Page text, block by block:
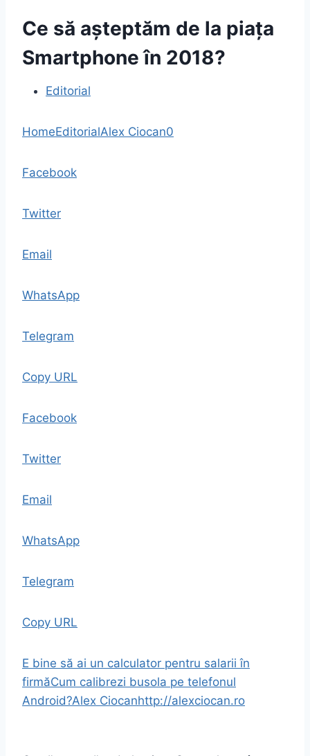
Ce să așteptăm de la piața
Smartphone în 2018?
Editorial
HomeEditorialAlex Ciocan0
Facebook
Twitter
Email
WhatsApp
Telegram
Copy URL
Facebook
Twitter
Email
WhatsApp
Telegram
Copy URL
E bine să ai un calculator pentru salarii în
firmăCum calibrezi busola pe telefonul
Android?Alex Ciocanhttp://alexciocan.ro